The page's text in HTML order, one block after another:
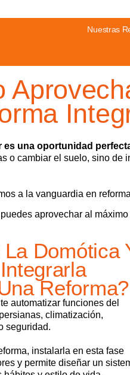
Nuestras
es una oportunidad
o cambiar el suelo, sino de
a la vanguardia en
aprovechar al
Domótica
Reforma?
automatizar funciones del
climatización,
seguridad.
instalarla en esta fase
y permite diseñar un